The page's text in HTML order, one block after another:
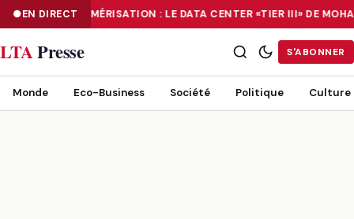
EN DIRECTNUMÉRISATION : LE DATA CENTER «TIER III» DE
NUMÉRISATION : LE DATA CENTER «TIER III» DE MOHAMMADIA, UN
LTAPresse S'ABONNER
Monde Eco-Business Société Politique Culture